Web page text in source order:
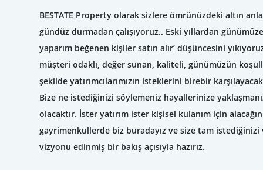
BESTATE Property olarak sizlere ömrünüzdeki altın
gündüz durmadan çalışıyoruz.. Eski yıllardan
yaparım beğenen kişiler satın alır’ düşüncesini
müşteri odaklı, değer sunan, kaliteli, günümüzün
şekilde yatırımcılarımızın isteklerini birebir
Bize ne istediğinizi söylemeniz hayallerinize
olacaktır. İster yatırım ister kişisel kulanım için
gayrimenkullerde biz buradayız ve size tam istediğinizi
vizyonu edinmiş bir bakış açısıyla hazırız.